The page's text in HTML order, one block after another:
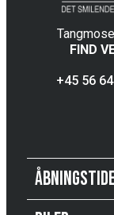
4600
FIND
+45 56